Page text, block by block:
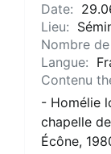
Date:
Lieu:
Nombre
Langue:
Contenu
- Homélie
chapelle
Écône,